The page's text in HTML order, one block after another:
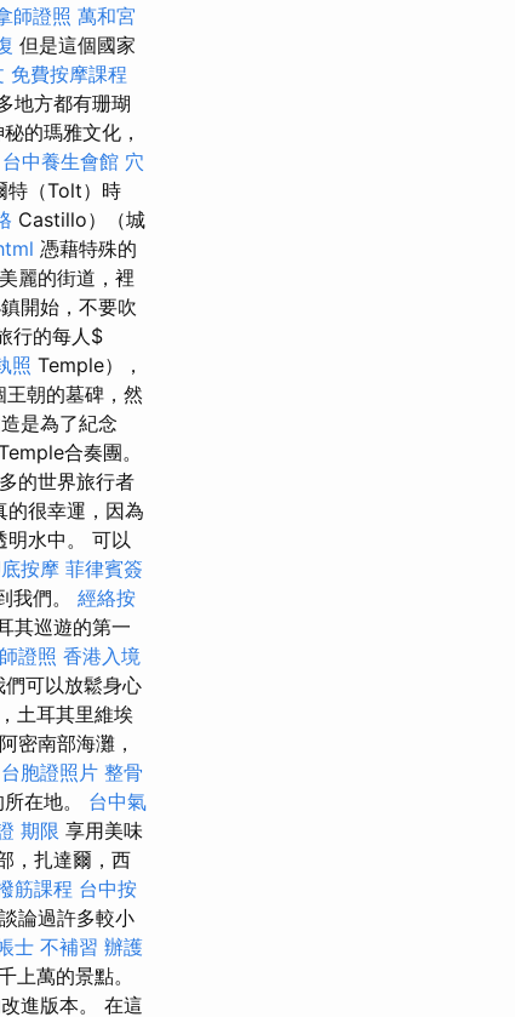
師證照 萬和宮
但是這個國家
免費按摩課程
地方都有珊瑚
的瑪雅文化，
台中養生會館 穴
特（Tolt）時
Castillo）（城
憑藉特殊的
麗的街道，裡
開始，不要吹
行的每人$
照 Temple），
朝的墓碑，然
是為了紀念
合奏團。
的世界旅行者
的很幸運，因為
明水中。 可以
按摩 菲律賓簽
我們。 經絡按
其巡遊的第一
證照 香港入境
可以放鬆身心
土耳其里維埃
密南部海灘，
台胞證照片 整骨
在地。 台中氣
期限 享用美味
，扎達爾，西
筋課程 台中按
論過許多較小
士 不補習 辦護
上萬的景點。
進版本。 在這